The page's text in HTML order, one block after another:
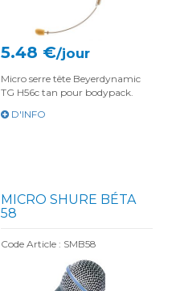
5.48 €/jour
Micro serre tête Beyerdynamic
TG H56c tan pour bodypack.
D'INFO
MICRO SHURE BÉTA
58
Code Article : SMB58